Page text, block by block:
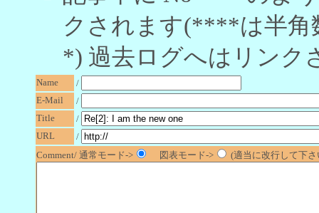
クされます(****は半角
*) 過去ログへはリンク
Name
/
E-Mail
/
Title
/
URL
/
Comment/ 通常モード->
図表モード-> (適当に改行して下